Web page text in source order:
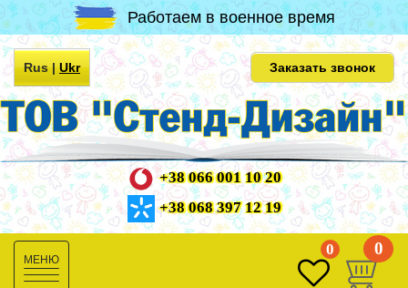
Работаем в военное время
Rus|Ukr Заказать звонок
+38 066 001 10 20
+38 068 397 12 19
Toggle
0 0